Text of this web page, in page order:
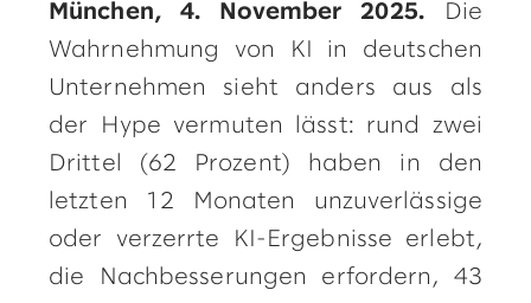
München, 4. November 2025.Die
Wahrnehmung von KI in deutschen
Unternehmen sieht anders aus als
der Hype vermuten lässt: rund zwei
Drittel (62 Prozent) haben in den
letzten 12 Monaten unzuverlässige
oder verzerrte KI-Ergebnisse erlebt,
die Nachbesserungen erfordern, 43